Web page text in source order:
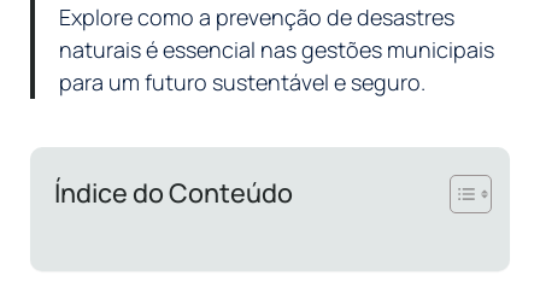
Explore como a prevenção de desastres
naturais é essencial nas gestões municipais
para um futuro sustentável e seguro.
Índice do Conteúdo